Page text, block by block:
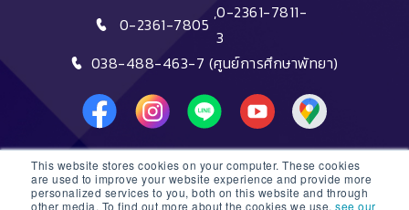
This website stores cookies on your computer. These cookies
are used to improve your website experience and provide more
personalized services to you, both on this website and through
other media. To find out more about the cookies we use, see our
0-2361-7805
,0-2361-7811-
3
038-488-463-7 (ศูนย์การศึกษาพัทยา)
DTC HOTLINE